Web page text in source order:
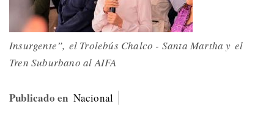
Insurgente”, el Trolebús Chalco - Santa Martha y el
Tren Suburbano al AIFA
Publicado en Nacional